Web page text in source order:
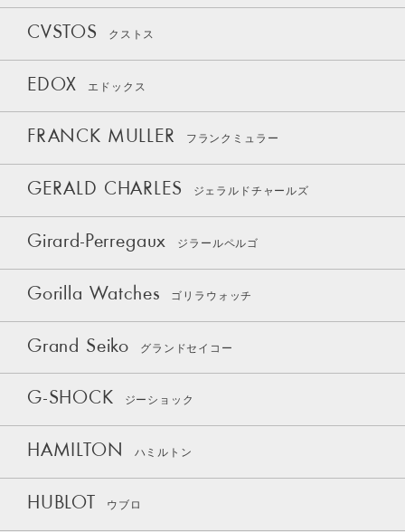
CVSTOS クストス
EDOX エドックス
FRANCK MULLER フランクミュラー
GERALD CHARLES ジェラルドチャールズ
Girard-Perregaux ジラールペルゴ
Gorilla Watches ゴリラウォッチ
Grand Seiko グランドセイコー
G-SHOCK ジーショック
HAMILTON ハミルトン
HUBLOT ウブロ